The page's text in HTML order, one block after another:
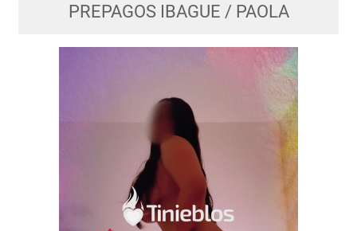
PREPAGOS IBAGUE / PAOLA